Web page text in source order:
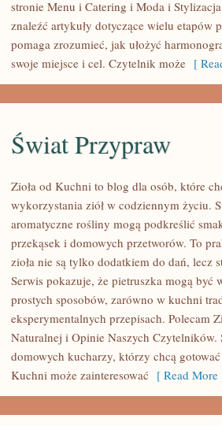
ARANŻACJE
stronie Menu i Catering i Moda i
znaleźć artykuły dotyczące wielu etapów
pomaga zrozumieć, jak ułożyć
swoje miejsce i cel. Czytelnik może [
ŚWIAT
PRZYPRAW
Świat Przypraw
Zioła od Kuchni to blog dla osób, które
wykorzystania ziół w codziennym życiu.
aromatyczne rośliny mogą podkreślić
przekąsek i domowych przetworów. To
zioła nie są tylko dodatkiem do dań, lecz
Serwis pokazuje, że pietruszka mogą być
prostych sposobów, zarówno w kuchni
eksperymentalnych przepisach. Polecam
Naturalnej i Opinie Naszych Czytelników.
domowych kucharzy, którzy chcą
Kuchni może zainteresować [ Read More